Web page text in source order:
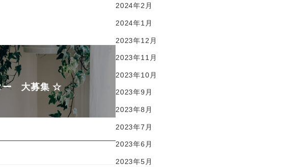
ー 大募集 ☆
2024年2月
2024年1月
2023年12月
2023年11月
2023年10月
2023年9月
2023年8月
2023年7月
2023年6月
2023年5月